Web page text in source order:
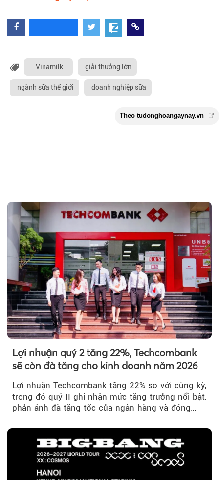
Vinamilk giải thưởng lớn
ngành sữa thế giới doanh nghiệp sữa
Lợi nhuận quý 2 tăng 22%, Techcombank
sẽ còn đà tăng cho kinh doanh năm 2026
Lợi nhuận Techcombank tăng 22% so với cùng kỳ,
trong đó quý II ghi nhận mức tăng trưởng nổi bật,
phản ánh đà tăng tốc của ngân hàng và đóng